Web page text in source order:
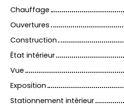
Chauffage
Ouvertures
Construction
État intérieur
Vue
Exposition
Stationnement intérieur